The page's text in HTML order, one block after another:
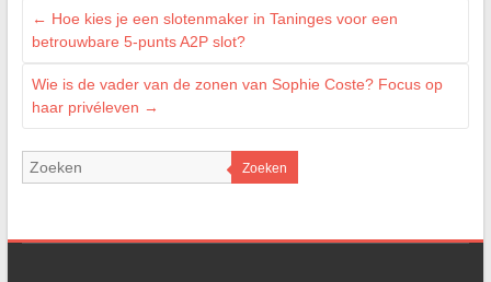
← Hoe kies je een slotenmaker in Taninges voor een
betrouwbare 5-punts A2P slot?
Wie is de vader van de zonen van Sophie Coste? Focus op
haar privéleven →
Zoeken